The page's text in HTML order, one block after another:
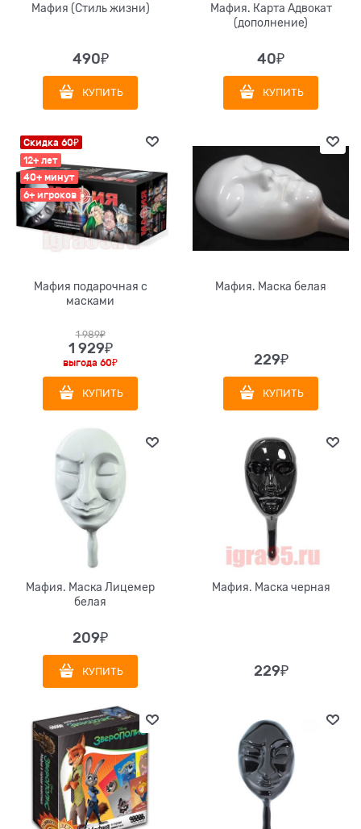
Мафия (Стиль жизни)
490₽
КУПИТЬ
Мафия. Карта Адвокат
(дополнение)
40₽
КУПИТЬ
Скидка 60₽
12+ лет
40+ минут
6+ игроков
Мафия подарочная с
масками
1 989₽
1 929₽
выгода 60₽
КУПИТЬ
Мафия. Маска белая
229₽
КУПИТЬ
Мафия. Маска Лицемер
белая
209₽
КУПИТЬ
Мафия. Маска черная
229₽